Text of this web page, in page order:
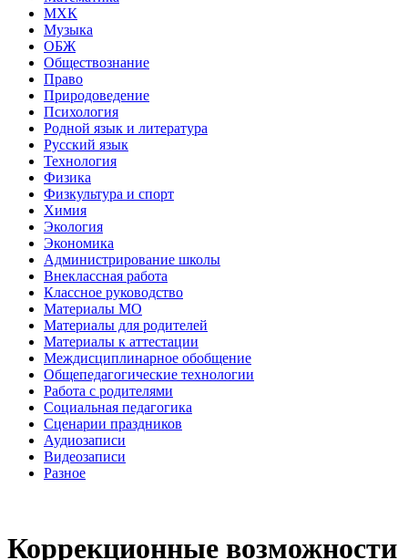
МХК
Музыка
ОБЖ
Обществознание
Право
Природоведение
Психология
Родной язык и литература
Русский язык
Технология
Физика
Физкультура и спорт
Химия
Экология
Экономика
Администрирование школы
Внеклассная работа
Классное руководство
Материалы МО
Материалы для родителей
Материалы к аттестации
Междисциплинарное обобщение
Общепедагогические технологии
Работа с родителями
Социальная педагогика
Сценарии праздников
Аудиозаписи
Видеозаписи
Разное
Коррекционные возможности